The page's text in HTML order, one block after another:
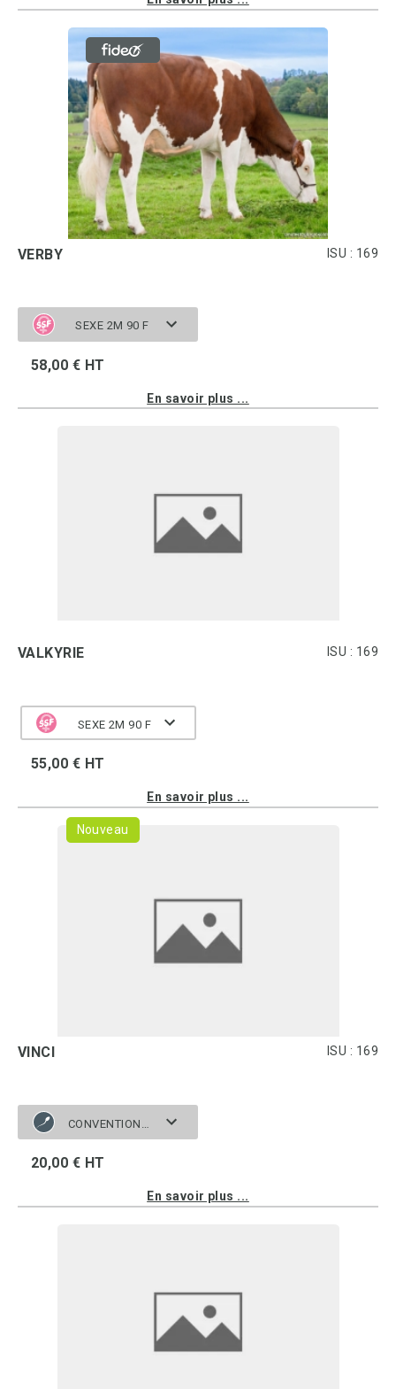
VERBY ISU : 169
SEXE 2M 90 F
58,00 € HT
En savoir plus ...
VALKYRIE ISU : 169
SEXE 2M 90 F
55,00 € HT
En savoir plus ...
Nouveau
VINCI ISU : 169
20,00 € HT
En savoir plus ...